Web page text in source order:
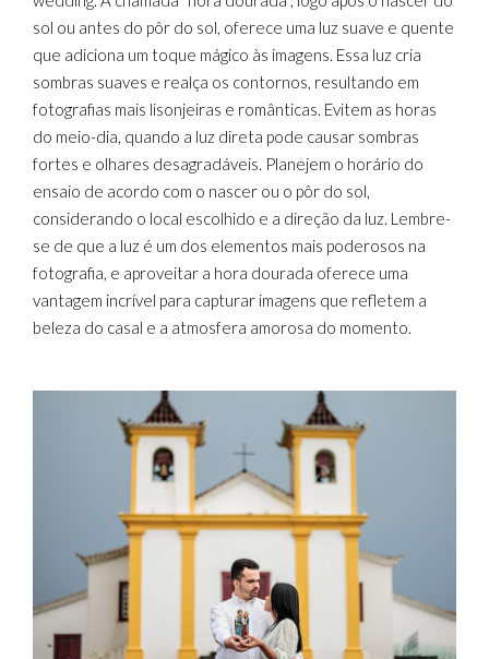
sol ou antes do pôr do sol, oferece uma luz suave e quente
que adiciona um toque mágico às imagens. Essa luz cria
sombras suaves e realça os contornos, resultando em
fotografias mais lisonjeiras e românticas. Evitem as horas
do meio-dia, quando a luz direta pode causar sombras
fortes e olhares desagradáveis. Planejem o horário do
ensaio de acordo com o nascer ou o pôr do sol,
considerando o local escolhido e a direção da luz. Lembre-
se de que a luz é um dos elementos mais poderosos na
fotografia, e aproveitar a hora dourada oferece uma
vantagem incrível para capturar imagens que refletem a
beleza do casal e a atmosfera amorosa do momento.